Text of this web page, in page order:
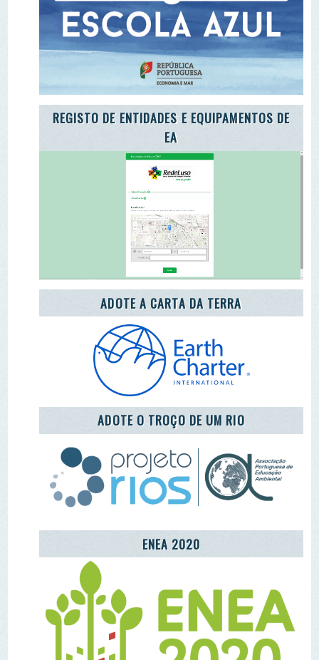
ADOTE A CARTA DA TERRA
ADOTE O TROÇO DE UM RIO
ENEA 2020
REDE LUSÓFONA
CENTRO COMUNITÁRIO DE EDUCAÇÃO
AMBIENTAL DA ALDEIA DE MÓS